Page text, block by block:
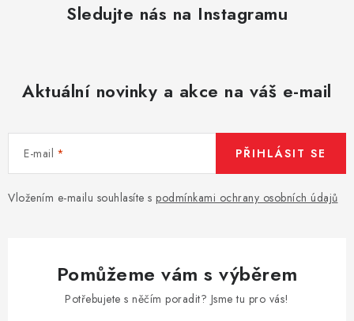
Sledujte nás na Instagramu
Aktuální novinky a akce na váš e-mail
E-mail
Vložením e-mailu souhlasíte s podmínkami ochrany osobních údajů
PŘIHLÁSIT SE
Pomůžeme vám s výběrem
Potřebujete s něčím poradit? Jsme tu pro vás!